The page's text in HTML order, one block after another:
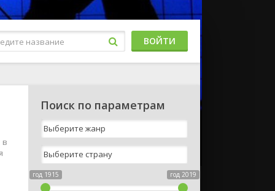
ВОЙТИ
в
Поиск по параметрам
год 1915 год 2019